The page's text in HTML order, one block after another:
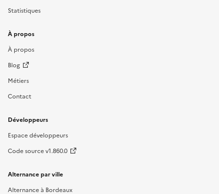
Statistiques
À propos
À propos
Blog
Métiers
Contact
Développeurs
Espace développeurs
Code source v1.860.0
Alternance par ville
Alternance à Bordeaux